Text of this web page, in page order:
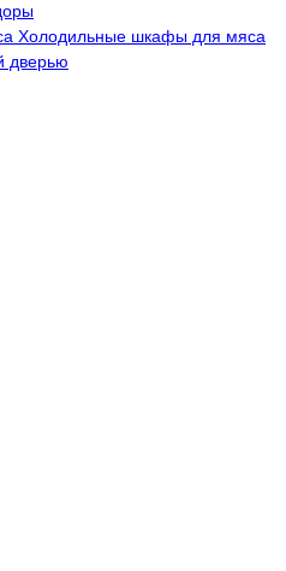
Холодильные шкафы для мяса
дверью